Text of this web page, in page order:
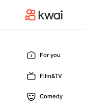
For you
Film&TV
Comedy